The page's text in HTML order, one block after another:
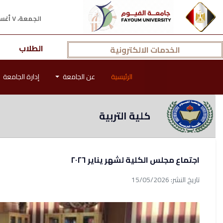
الجمعة، ٧ أغسطس ٢٠٢٦ م
الخدمات الالكترونية الطلاب
الرئيسية عن الجامعة إدارة الجامعة
كلية التربية
اجتماع مجلس الكلية لشهر يناير ٢٠٢٦
تاريخ النشر: 15/05/2026